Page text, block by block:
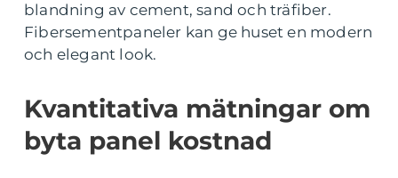
blandning av cement, sand och träfiber.
Fibersementpaneler kan ge huset en modern
och elegant look.
Kvantitativa mätningar om
byta panel kostnad